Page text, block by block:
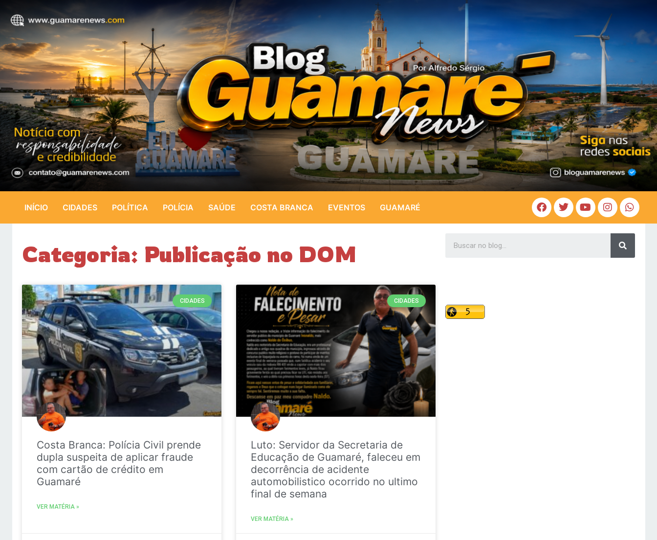
INÍCIO CIDADES POLÍTICA POLÍCIA SAÚDE COSTA BRANCA EVENTOS GUAMARÉ
Categoria: Publicação no DOM
CIDADES
Costa Branca: Polícia Civil prende
dupla suspeita de aplicar fraude
com cartão de crédito em
Guamaré
VER MATÉRIA »
CIDADES
Luto: Servidor da Secretaria de
Educação de Guamaré, faleceu em
decorrência de acidente
automobilistico ocorrido no ultimo
final de semana
VER MATÉRIA »